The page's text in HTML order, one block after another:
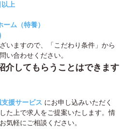
上
ム（特養）
いますので、「こだわり条件」から
い合わせください。
介してもらうことはできます
援サービス にお申し込みいただく
た上で求人をご提案いたします。情
気軽にご相談ください。